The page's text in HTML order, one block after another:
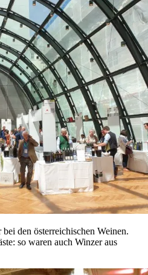
den österreichischen Weinen.
so waren auch Winzer aus